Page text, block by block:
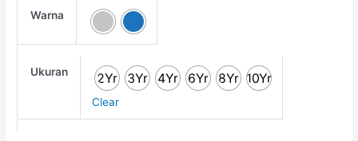
Warna
Ukuran 2Yr 3Yr 4Yr 6Yr 8Yr 10Yr
Clear